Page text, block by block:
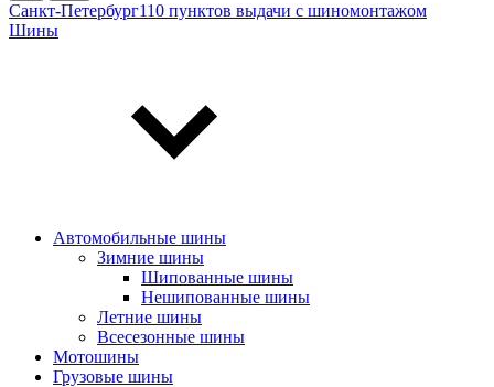
Санкт-Петербург110 пунктов выдачи с шиномонтажом
Шины
Автомобильные шины
Зимние шины
Шипованные шины
Нешипованные шины
Летние шины
Всесезонные шины
Мотошины
Грузовые шины